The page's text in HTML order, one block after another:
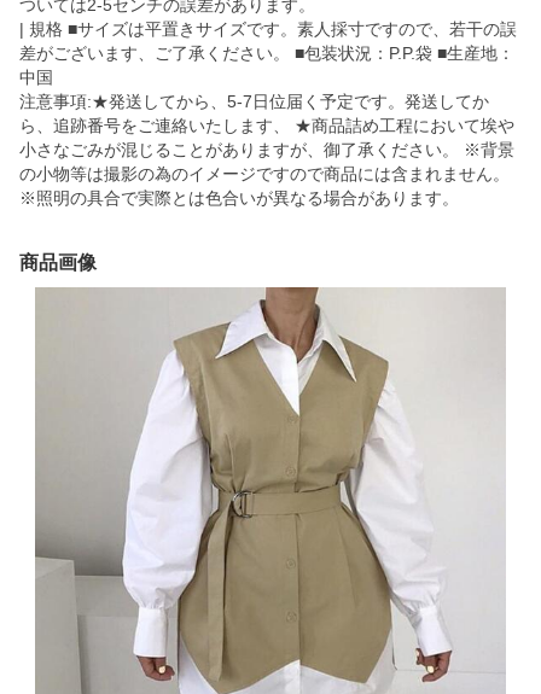
ついては2-5センチの誤差があります。
| 規格 ■サイズは平置きサイズです。素人採寸ですので、若干の誤
差がございます、ご了承ください。 ■包装状況：P.P.袋 ■生産地：
中国
注意事項:★発送してから、5-7日位届く予定です。発送してか
ら、追跡番号をご連絡いたします、 ★商品詰め工程において埃や
小さなごみが混じることがありますが、御了承ください。 ※背景
の小物等は撮影の為のイメージですので商品には含まれません。
※照明の具合で実際とは色合いが異なる場合があります。
商品画像